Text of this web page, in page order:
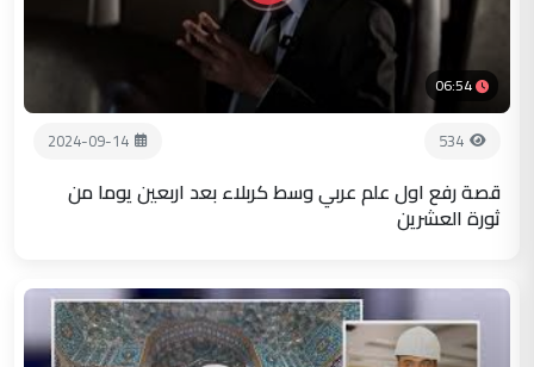
06:54
534
2024-09-14
قصة رفع اول علم عربي وسط كربلاء بعد اربعين يوما من
ثورة العشرين